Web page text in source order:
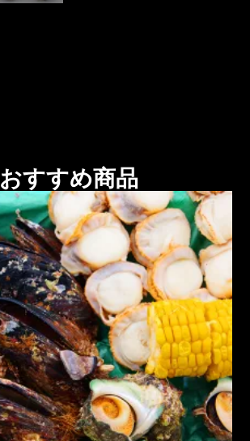
おすすめ商品